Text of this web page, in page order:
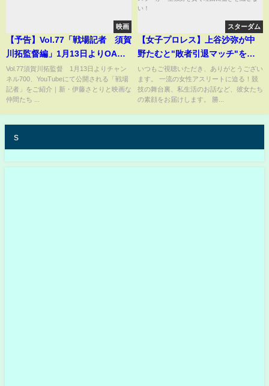
映画
【予告】Vol.77「戦場記者 須賀
川拓監督編」1月13日よりOA伊
藤さとりと映画な仲間たち
Vol.77須賀川拓監督 1月13日よりチャン
ネル700、YouTubeにて公開される「戦場
記者」をご紹介｜新・伊藤さとりと映画な
仲間たち ...
スターダム
【女子プロレス】上谷沙弥が中
野たむと"敗者引退マッチ"をす
る本当の理由がヤバい！「鬼レ
ンチャン」の反響で芸能界進出
の真相とは…「スターダム」の
身を貫く理由に驚きを隠せな
いつもご視聴いただき、ありがとうござい
ます。 一流の女性アスリートに迫る！競
技の舞台裏、私生活のお話など、彼女たち
の素顔をお届けします。 勝...
s